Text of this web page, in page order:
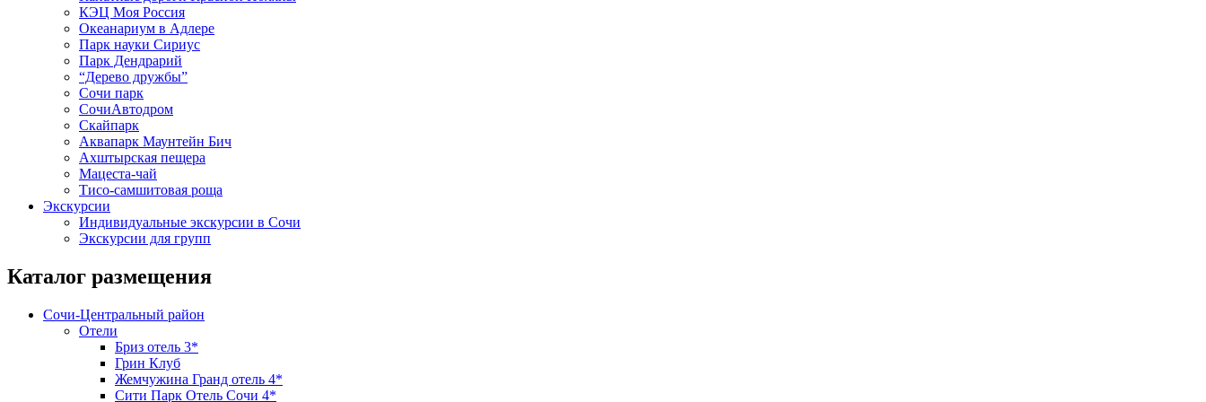
КЭЦ Моя Россия
Океанариум в Адлере
Парк науки Сириус
Парк Дендрарий
“Дерево дружбы”
Сочи парк
СочиАвтодром
Скайпарк
Аквапарк Маунтейн Бич
Ахштырская пещера
Мацеста-чай
Тисо-самшитовая роща
Экскурсии
Индивидуальные экскурсии в Сочи
Экскурсии для групп
Каталог размещения
Сочи-Центральный район
Отели
Бриз отель 3*
Грин Клуб
Жемчужина Гранд отель 4*
Сити Парк Отель Сочи 4*